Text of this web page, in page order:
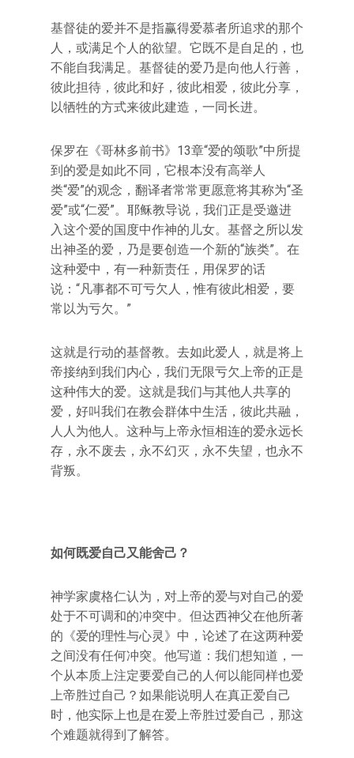
基督徒的爱并不是指赢得爱慕者所追求的那个
人，或满足个人的欲望。它既不是自足的，也
不能自我满足。基督徒的爱乃是向他人行善，
彼此担待，彼此和好，彼此相爱，彼此分享，
以牺牲的方式来彼此建造，一同长进。
保罗在《哥林多前书》13章“爱的颂歌”中所提
到的爱是如此不同，它根本没有高举人
类“爱”的观念，翻译者常常更愿意将其称为“圣
爱”或“仁爱”。耶稣教导说，我们正是受邀进
入这个爱的国度中作神的儿女。基督之所以发
出神圣的爱，乃是要创造一个新的“族类”。在
这种爱中，有一种新责任，用保罗的话
说：“凡事都不可亏欠人，惟有彼此相爱，要
常以为亏欠。”
这就是行动的基督教。去如此爱人，就是将上
帝接纳到我们内心，我们无限亏欠上帝的正是
这种伟大的爱。这就是我们与其他人共享的
爱，好叫我们在教会群体中生活，彼此共融，
人人为他人。这种与上帝永恒相连的爱永远长
存，永不废去，永不幻灭，永不失望，也永不
背叛。
如何既爱自己又能舍己？
神学家虞格仁认为，对上帝的爱与对自己的爱
处于不可调和的冲突中。但达西神父在他所著
的《爱的理性与心灵》中，论述了在这两种爱
之间没有任何冲突。他写道：我们想知道，一
个从本质上注定要爱自己的人何以能同样也爱
上帝胜过自己？如果能说明人在真正爱自己
时，他实际上也是在爱上帝胜过爱自己，那这
个难题就得到了解答。